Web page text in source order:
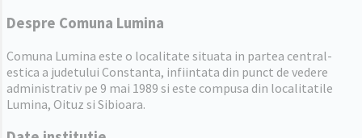
Despre Comuna Lumina
Comuna Lumina este o localitate situata in partea central-
estica a judetului Constanta, infiintata din punct de vedere
administrativ pe 9 mai 1989 si este compusa din localitatile
Lumina, Oituz si Sibioara.